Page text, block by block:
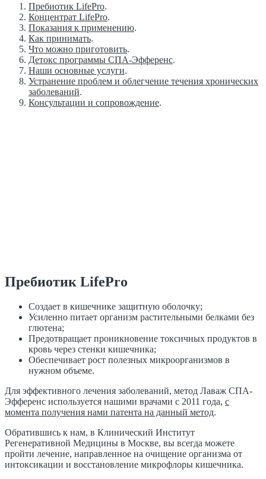
Пребиотик LifePro.
Концентрат LifePro.
Показания к применению.
Как принимать.
Что можно приготовить.
Детокс программы СПА-Эфференс.
Наши основные услуги.
Устранение проблем и облегчение течения хронических
заболеваний.
Консультации и сопровождение.
Пребиотик LifePro
Создает в кишечнике защитную оболочку;
Усиленно питает организм растительными белками без
глютена;
Предотвращает проникновение токсичных продуктов в
кровь через стенки кишечника;
Обеспечивает рост полезных микроорганизмов в
нужном объеме.
Для эффективного лечения заболеваний, метод Лаваж СПА-
Эфференс используется нашими врачами с 2011 года, с
момента получения нами патента на данный метод.
Обратившись к нам, в Клинический Институт
Регенеративной Медицины в Москве, вы всегда можете
пройти лечение, направленное на очищение организма от
интоксикации и восстановление микрофлоры кишечника.